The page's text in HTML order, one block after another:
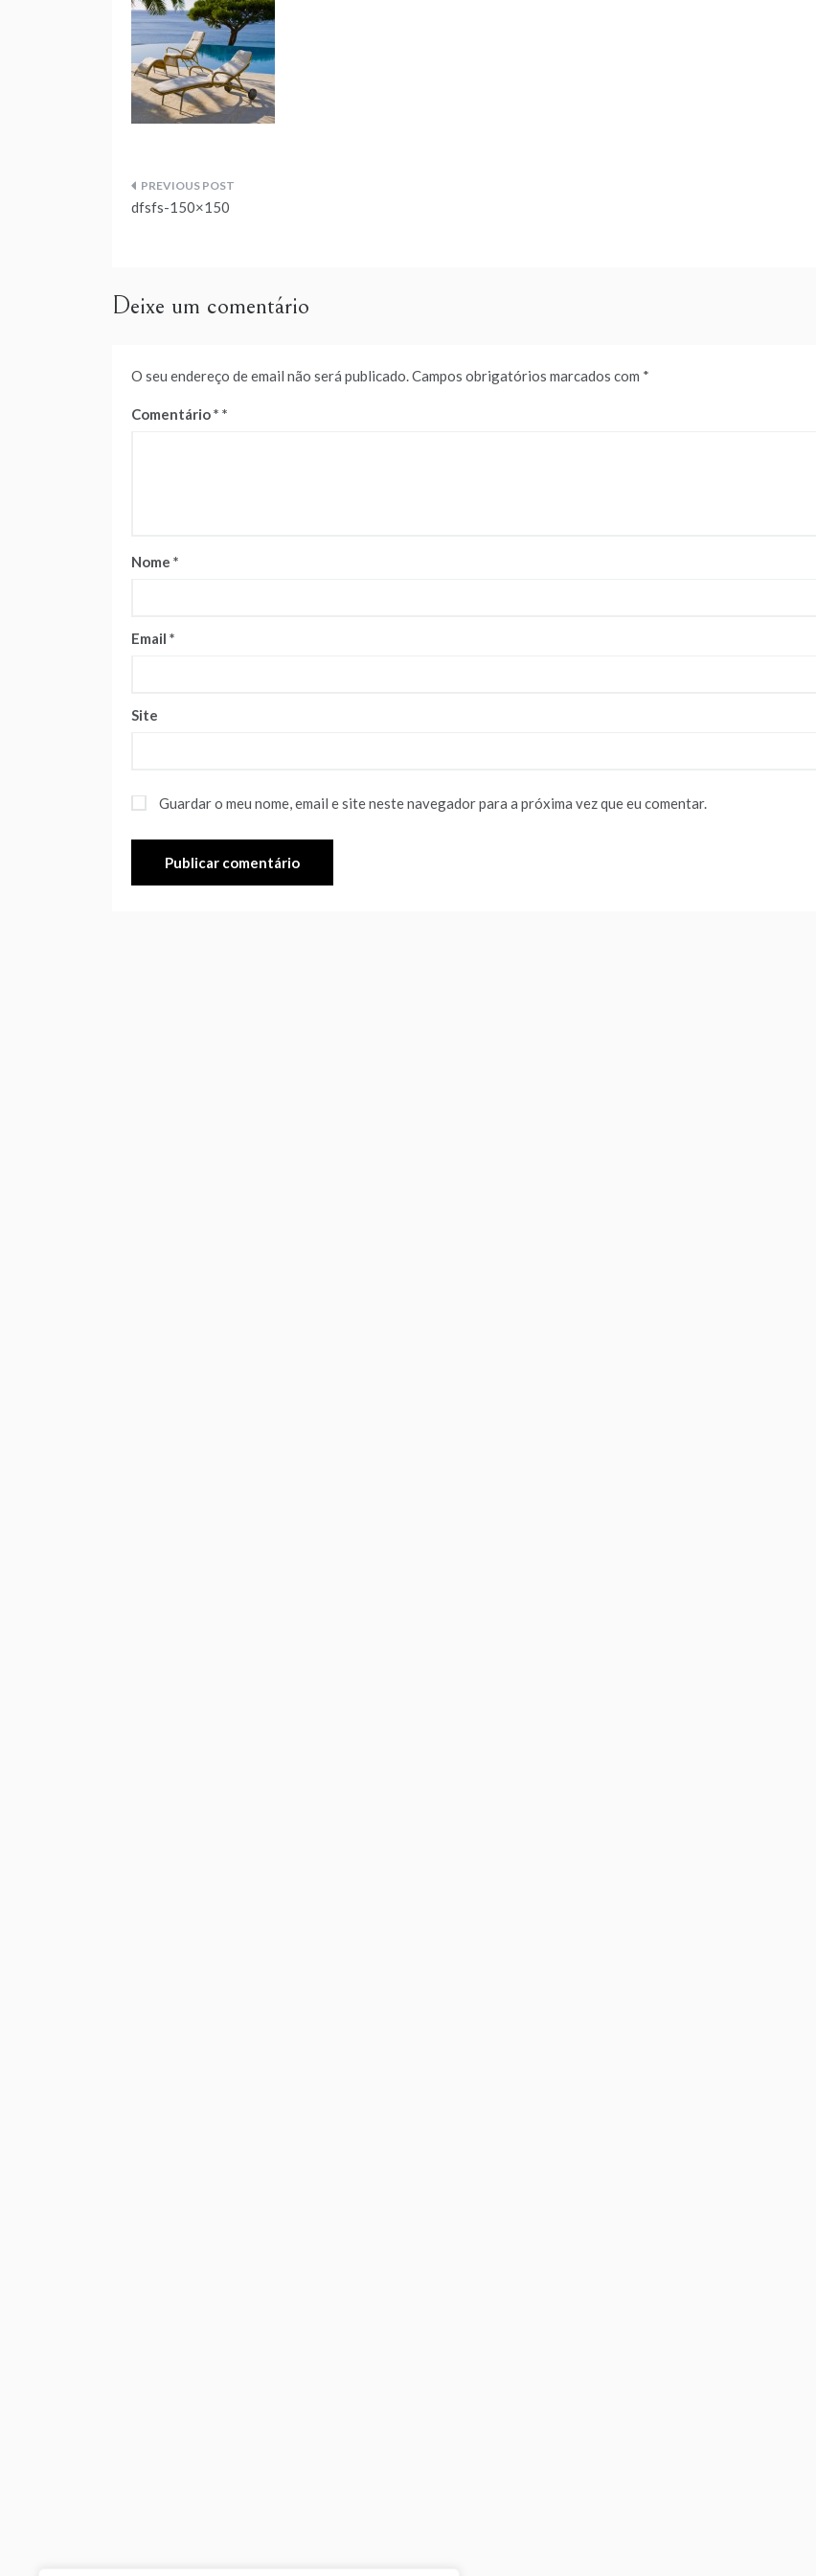
Navegação
dfsfs-150×150
Deixe um comentário
O seu endereço de email não será publicado.Campos obrigatórios marcados com *
Comentário*
Nome *
Email *
Site
Guardar o meu nome, email e site neste navegador para a próxima vez que eu comentar.